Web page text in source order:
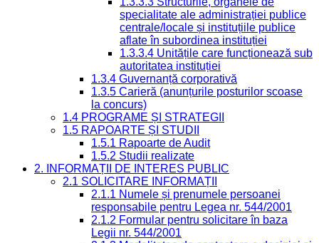
specialitate ale administrației publice
centrale/locale și instituțiile publice
aflate în subordinea instituției
1.3.3.4 Unitățile care funcționează sub
autoritatea instituției
1.3.4 Guvernanță corporativă
1.3.5 Carieră (anunțurile posturilor scoase
la concurs)
1.4 PROGRAME ȘI STRATEGII
1.5 RAPOARTE ȘI STUDII
1.5.1 Rapoarte de Audit
1.5.2 Studii realizate
2. INFORMAȚII DE INTERES PUBLIC
2.1 SOLICITARE INFORMAȚII
2.1.1 Numele și prenumele persoanei
responsabile pentru Legea nr. 544/2001
2.1.2 Formular pentru solicitare în baza
Legii nr. 544/2001